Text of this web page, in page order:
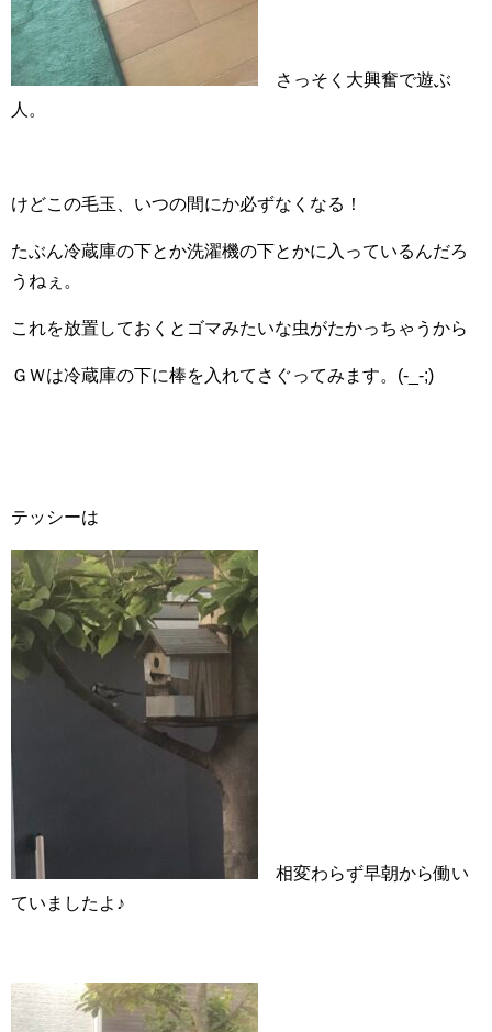
さっそく大興奮で遊ぶ
人。
けどこの毛玉、いつの間にか必ずなくなる！
たぶん冷蔵庫の下とか洗濯機の下とかに入っているんだろ
うねぇ。
これを放置しておくとゴマみたいな虫がたかっちゃうから
ＧＷは冷蔵庫の下に棒を入れてさぐってみます。(-_-;)
テッシーは
相変わらず早朝から働い
ていましたよ♪